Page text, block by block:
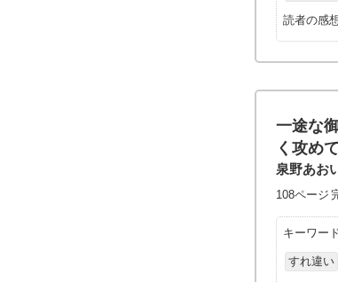
読者の感
一途な
く攻め
泉野あお
108ページ
キーワー
すれ違い